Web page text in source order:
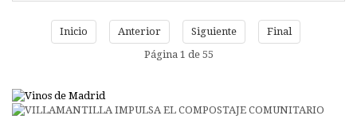
Inicio Anterior Siguiente
Final
Página 1 de 55